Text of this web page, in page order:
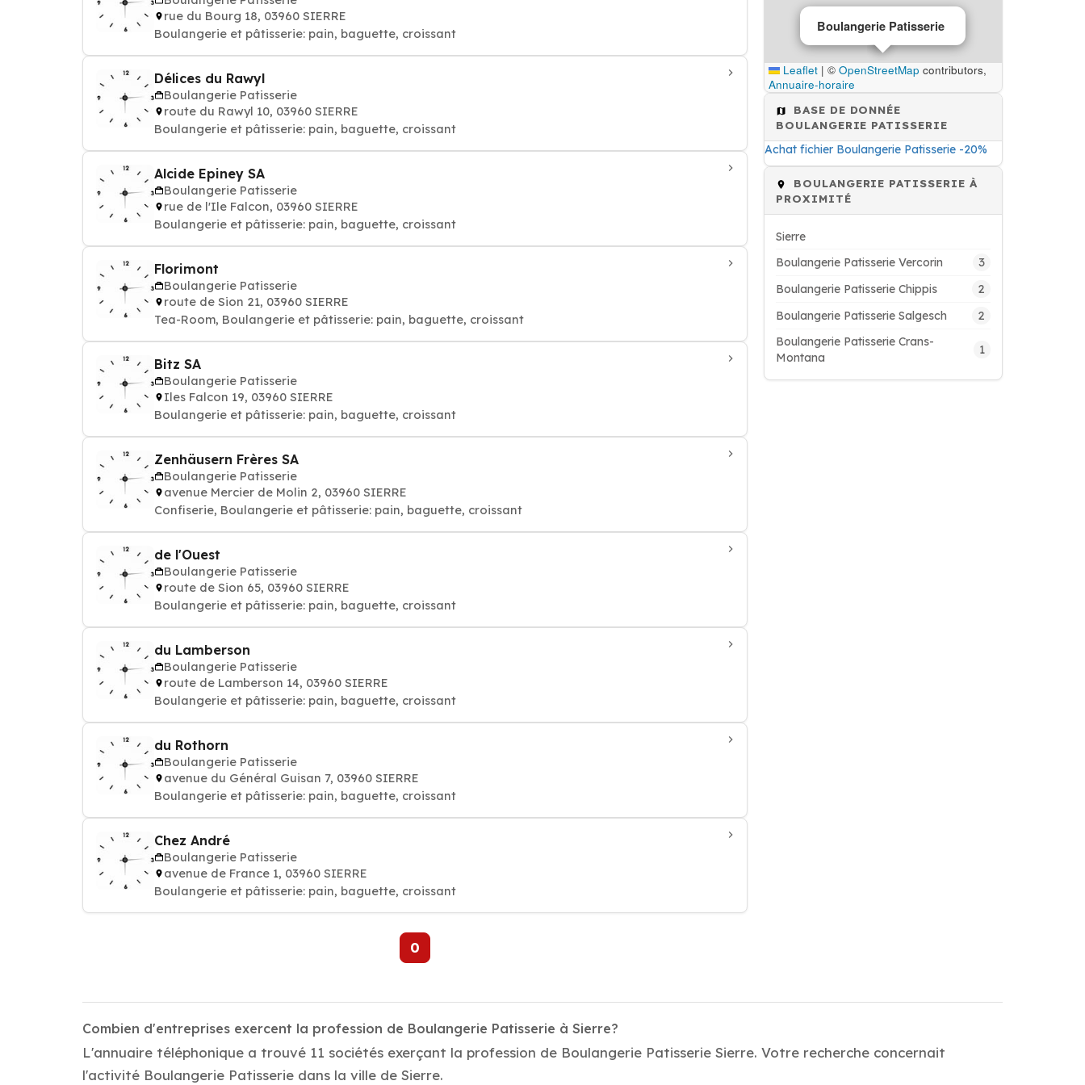
rue du Bourg 18, 03960 SIERRE
Boulangerie et pâtisserie: pain, baguette, croissant
Délices du Rawyl
Boulangerie Patisserie
route du Rawyl 10, 03960 SIERRE
Boulangerie et pâtisserie: pain, baguette, croissant
Alcide Epiney SA
Boulangerie Patisserie
rue de l'Ile Falcon, 03960 SIERRE
Boulangerie et pâtisserie: pain, baguette, croissant
Florimont
Boulangerie Patisserie
route de Sion 21, 03960 SIERRE
Tea-Room, Boulangerie et pâtisserie: pain, baguette, croissant
Bitz SA
Boulangerie Patisserie
Iles Falcon 19, 03960 SIERRE
Boulangerie et pâtisserie: pain, baguette, croissant
Zenhäusern Frères SA
Boulangerie Patisserie
avenue Mercier de Molin 2, 03960 SIERRE
Confiserie, Boulangerie et pâtisserie: pain, baguette, croissant
de l'Ouest
Boulangerie Patisserie
route de Sion 65, 03960 SIERRE
Boulangerie et pâtisserie: pain, baguette, croissant
du Lamberson
Boulangerie Patisserie
route de Lamberson 14, 03960 SIERRE
Boulangerie et pâtisserie: pain, baguette, croissant
du Rothorn
Boulangerie Patisserie
avenue du Général Guisan 7, 03960 SIERRE
Boulangerie et pâtisserie: pain, baguette, croissant
Chez André
Boulangerie Patisserie
avenue de France 1, 03960 SIERRE
Boulangerie et pâtisserie: pain, baguette, croissant
0
Boulangerie Patisserie
Leaflet | © OpenStreetMap contributors,
Annuaire-horaire
BASE DE DONNÉE
BOULANGERIE PATISSERIE
Achat fichier Boulangerie Patisserie -20%
BOULANGERIE PATISSERIE À
PROXIMITÉ
Sierre
Boulangerie Patisserie Vercorin
3
Boulangerie Patisserie Chippis 2
Boulangerie Patisserie Salgesch 2
Boulangerie Patisserie Crans-
Montana
1
Combien d'entreprises exercent la profession de Boulangerie Patisserie à Sierre?
L'annuaire téléphonique a trouvé 11 sociétés exerçant la profession de Boulangerie Patisserie Sierre. Votre recherche concernait
l'activité Boulangerie Patisserie dans la ville de Sierre.